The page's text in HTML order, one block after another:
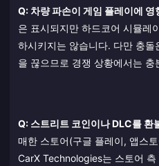
Q: 차량 파손이 게임 플레이에 영
은 표시되지만 하드코어 시뮬레
하시키지는 않습니다. 다만 충
을 끊으므로 경쟁 상황에서는 충
Q: 스트리트 코인이나 DLC를 환
매한 스토어(구글 플레이, 앱스
CarX Technologies는 스토어